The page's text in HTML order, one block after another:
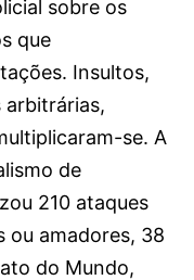
sobre os
que
Insultos,
arbitrárias,
se. A
de
210 ataques
ou amadores, 38
do Mundo,